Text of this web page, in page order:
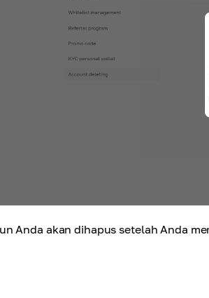
Anda akan dihapus setelah Anda